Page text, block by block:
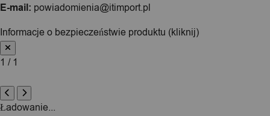
E-mail: powiadomienia@itimport.pl
Informacje o bezpieczeństwie produktu (kliknij)
1 / 1
Ładowanie...